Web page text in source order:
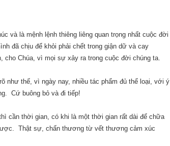
và là mệnh lệnh thiêng liêng quan trọng nhất cuộc đời
đã chịu để khỏi phải chết trong giận dữ và cay
Chúa, vì mọi sự xảy ra trong cuộc đời chúng ta.
như thế, vì ngày nay, nhiều tác phẩm đủ thể loại, với ý
Cứ buông bỏ và đi tiếp!
cần thời gian, có khi là một thời gian rất dài để chữa
Thật sự, chấn thương từ vết thương cảm xúc